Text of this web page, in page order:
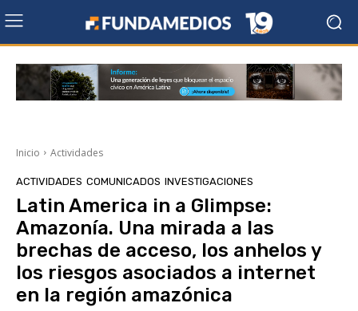
Inicio Actividades
ACTIVIDADES COMUNICADOS INVESTIGACIONES
Latin America in a Glimpse:
Amazonía. Una mirada a las
brechas de acceso, los anhelos y
los riesgos asociados a internet
en la región amazónica